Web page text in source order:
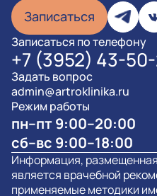
Записаться
Записаться по телефону
+7 (3952) 43-
Задать вопрос
admin@artroklinika.ru
Режим работы
пн–пт 9:00–20:00
сб–вс 9:00–18:00
Информация,
является врачебной
применяемые методики